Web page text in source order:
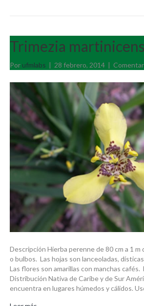
Trimezia
Por ufmlabs | 28 febrero, 2014 |
Descripción Hierba perenne de 80 cm a 1 m
o bulbos. Las hojas son lanceoladas,
Las flores son amarillas con manchas cafés.
Distribución Nativa de Caribe y de Sur
encuentra en lugares húmedos y cálidos.